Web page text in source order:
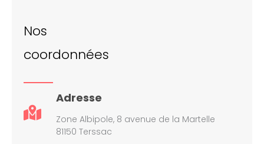
Nos
coordonnées
Adresse
Zone Albipole, 8 avenue de la Martelle
81150 Terssac